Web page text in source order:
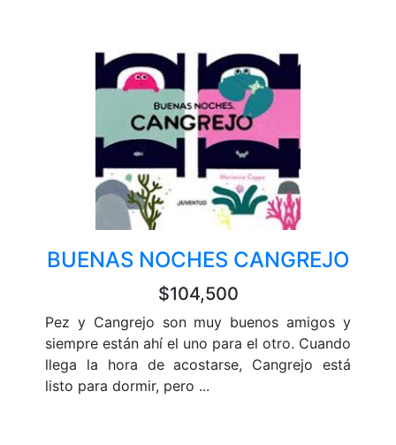
BUENAS NOCHES CANGREJO
$104,500
Pez y Cangrejo son muy buenos amigos y
siempre están ahí el uno para el otro. Cuando
llega la hora de acostarse, Cangrejo está
listo para dormir, pero ...